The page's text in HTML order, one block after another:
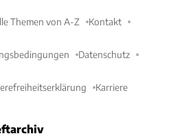
Themen von A-Z Kontakt
Datenschutz
Karriere